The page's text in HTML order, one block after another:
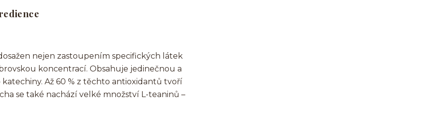
nejen zastoupením specifických látek
koncentrací. Obsahuje jedinečnou a
Až 60 % z těchto antioxidantů tvoří
se také nachází velké množství L-teaninů –